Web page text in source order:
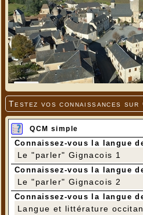
Testez vos connaissances sur
QCM simple
Connaissez-vous la langue
Le "parler" Gignacois 1
Connaissez-vous la langue
Le "parler" Gignacois 2
Connaissez-vous la langue
Langue et littérature